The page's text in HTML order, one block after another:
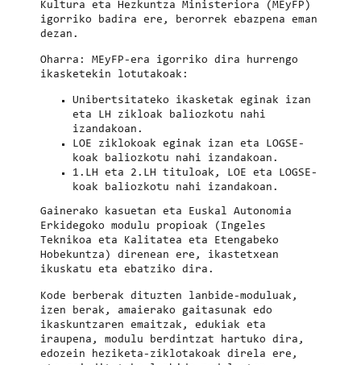
Kultura eta Hezkuntza Ministeriora (MEyFP)
igorriko badira ere, berorrek ebazpena eman
dezan.
Oharra : MEyFP-era igorriko dira hurrengo
ikasketekin lotutakoak:
Unibertsitateko ikasketak eginak izan
eta LH zikloak baliozkotu nahi
izandakoan.
LOE ziklokoak eginak izan eta LOGSE-
koak baliozkotu nahi izandakoan.
1.LH eta 2.LH tituloak, LOE eta LOGSE-
koak baliozkotu nahi izandakoan.
Gainerako kasuetan eta Euskal Autonomia
Erkidegoko modulu propioak (Ingeles
Teknikoa eta Kalitatea eta Etengabeko
Hobekuntza) direnean ere, ikastetxean
ikuskatu eta ebatziko dira.
Kode berberak dituzten lanbide-moduluak,
izen berak, amaierako gaitasunak edo
ikaskuntzaren emaitzak, edukiak eta
iraupena, modulu berdintzat hartuko dira,
edozein heziketa-ziklotakoak direla ere,